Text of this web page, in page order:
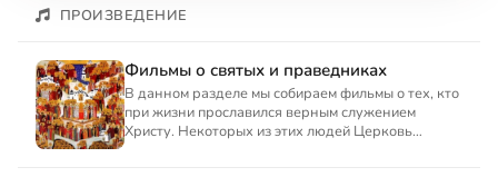
ПРОИЗВЕДЕНИЕ
Фильмы о святых и праведниках
В данном разделе мы собираем фильмы о тех, кто
при жизни прославился верным служением
Христу. Некоторых из этих людей Церковь